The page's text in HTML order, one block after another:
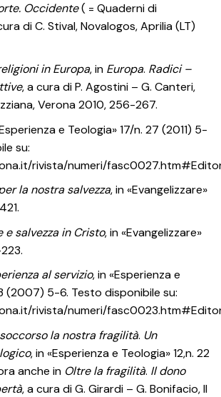
Occidente( = Quaderni di
di C. Stival, Novalogos, Aprilia (LT)
in Europa, in Europa. Radici –
, a cura di P. Agostini – G. Canteri,
Verona 2010, 256-267.
e Teologia» 17/n. 27 (2011) 5-
su:
rivista/numeri/
la nostra salvezza, in «Evangelizzare»
e salvezza in Cristo, in «Evangelizzare»
al servizio, in «Esperienza e
(2007) 5-6. Testo disponibile su:
rivista/numeri/
la nostra fragilità. Un
, in «Esperienza e Teologia» 12,n. 22
anche in Oltre la fragilità. Il dono
, a cura di G. Girardi – G. Bonifacio, Il